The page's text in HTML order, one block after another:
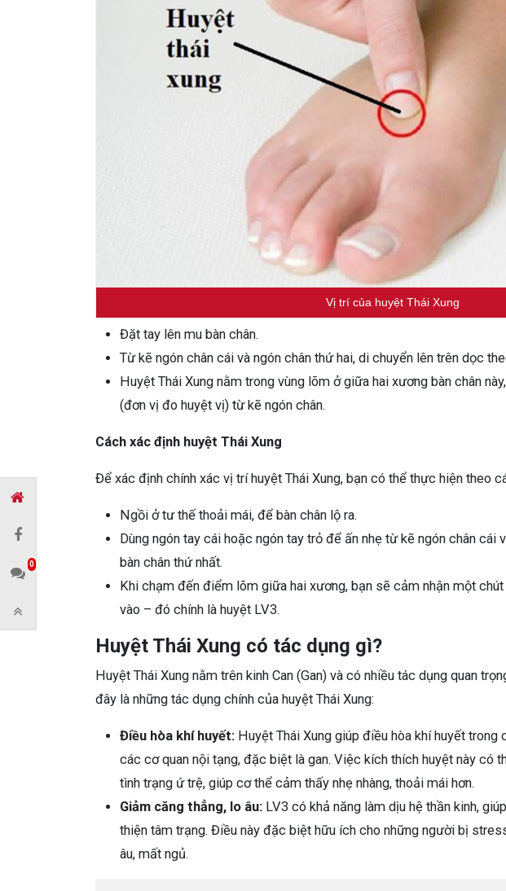
Vị trí của huyệt Thái Xung
Đặt tay lên mu bàn chân.
Từ kẽ ngón chân cái và ngón chân thứ hai, di chuyển lên trên dọc
Huyệt Thái Xung nằm trong vùng lõm ở giữa hai xương bàn chân
(đơn vị đo huyệt vị) từ kẽ ngón chân.
Cách xác định huyệt Thái Xung
Để xác định chính xác vị trí huyệt Thái Xung, bạn có thể thực hiện theo
Ngồi ở tư thế thoải mái, để bàn chân lộ ra.
Dùng ngón tay cái hoặc ngón tay trỏ để ấn nhẹ từ kẽ ngón chân cái
bàn chân thứ nhất.
Khi chạm đến điểm lõm giữa hai xương, bạn sẽ cảm nhận một
vào – đó chính là huyệt LV3.
Huyệt Thái Xung có tác dụng gì?
Huyệt Thái Xung nằm trên kinh Can (Gan) và có nhiều tác dụng quan
đây là những tác dụng chính của huyệt Thái Xung:
Điều hòa khí huyết: Huyệt Thái Xung giúp điều hòa khí huyết
các cơ quan nội tạng, đặc biệt là gan. Việc kích thích huyệt này có
tình trạng ứ trệ, giúp cơ thể cảm thấy nhẹ nhàng, thoải mái hơn.
Giảm căng thẳng, lo âu: LV3 có khả năng làm dịu hệ thần kinh,
thiện tâm trạng. Điều này đặc biệt hữu ích cho những người bị
âu, mất ngủ.
0